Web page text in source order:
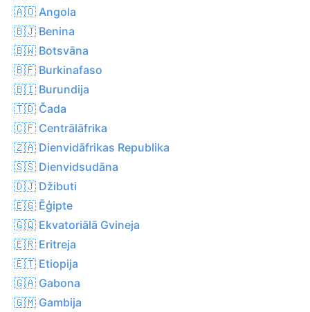
🇦🇴 Angola
🇧🇯 Benina
🇧🇼 Botsvāna
🇧🇫 Burkinafaso
🇧🇮 Burundija
🇹🇩 Čada
🇨🇫 Centrālāfrika
🇿🇦 Dienvidāfrikas Republika
🇸🇸 Dienvidsudāna
🇩🇯 Džibuti
🇪🇬 Ēģipte
🇬🇶 Ekvatoriālā Gvineja
🇪🇷 Eritreja
🇪🇹 Etiopija
🇬🇦 Gabona
🇬🇲 Gambija